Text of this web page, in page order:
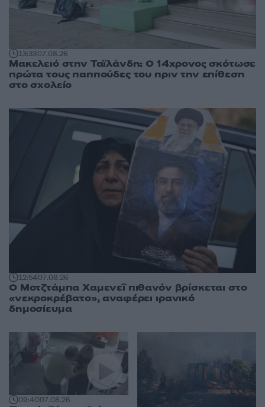
13:3307.08.26
Μακελειό στην Ταϊλάνδη: Ο 14χρονος σκότωσε
πρώτα τους παππούδες του πριν την επίθεση
στο σχολείο
12:5407.08.26
Ο Μοτζτάμπα Χαμενεΐ πιθανόν βρίσκεται στο
«νεκροκρέβατο», αναφέρει ιρανικό
δημοσίευμα
09:4007.08.26